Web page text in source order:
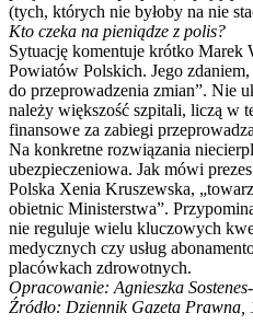
(tych, których nie byłoby na nie
Kto czeka na pieniądze z polis?
Sytuację komentuje krótko
Powiatów Polskich. Jego
do przeprowadzenia zmian”. Nie
należy większość szpitali, liczą w
finansowe za zabiegi
Na konkretne rozwiązania
ubezpieczeniowa. Jak mówi
Polska Xenia Kruszewska,
obietnic Ministerstwa”.
nie reguluje wielu kluczowych
medycznych czy usług
placówkach zdrowotnych.
Opracowanie: Agnieszka
Źródło: Dziennik Gazeta Prawna,